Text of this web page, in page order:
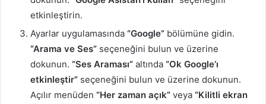
etkinleştirin.
Ayarlar uygulamasında “Google” bölümüne gidin.
“Arama ve Ses” seçeneğini bulun ve üzerine
dokunun. “Ses Araması” altında “Ok Google’ı
etkinleştir” seçeneğini bulun ve üzerine dokunun.
Açılır menüden “Her zaman açık” veya “Kilitli ekran